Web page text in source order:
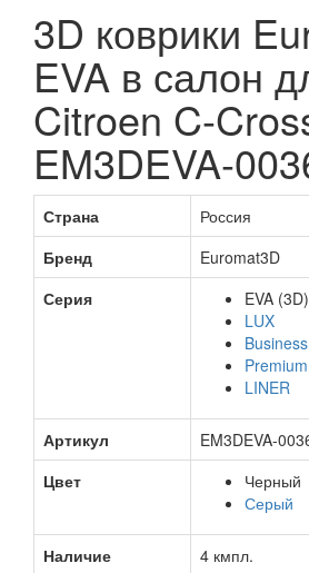
3D коврики
EVA в салон
Citroen C-
EM3DEVA-
Страна
Россия
Бренд
Euromat3D
Серия
EVA (3D)
LUX
Business
Premium
LINER
Артикул
EM3DEVA-
Цвет
Черный
Серый
Наличие 4 кмпл.